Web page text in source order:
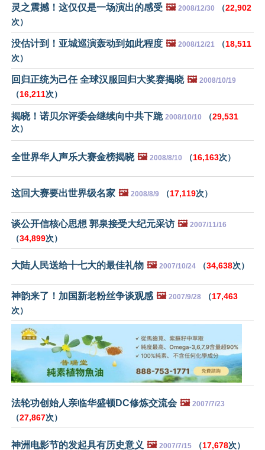
灵之震撼！这仅仅是一场演出的感受 🖼️ 2008/12/30 （22,902
次）
没估计到！亚城巡演轰动到如此程度 🖼️ 2008/12/21 （18,511
次）
回归正统为己任 全球汉服回归大奖赛揭晓 🖼️ 2008/10/19
（16,211次）
揭晓！诺贝尔评委会继续向中共下跪 2008/10/10 （29,531
次）
全世界华人声乐大赛金榜揭晓 🖼️ 2008/8/10 （16,163次）
这回大赛要出世界级名家 🖼️ 2008/8/9 （17,119次）
谈公开信核心思想 郭泉接受大纪元采访 🖼️ 2007/11/16
（34,899次）
大陆人民送给十七大的最佳礼物 🖼️ 2007/10/24 （34,638次）
神韵来了！加国新老粉丝争谈观感 🖼️ 2007/9/28 （17,463
次）
法轮功创始人亲临华盛顿DC修炼交流会 🖼️ 2007/7/23
（27,867次）
神洲电影节的发起具有历史意义 🖼️ 2007/7/15 （17,678次）